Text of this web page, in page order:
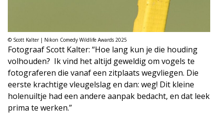
© Scott Kalter | Nikon Comedy Wildlife Awards 2025
Fotograaf Scott Kalter: “Hoe lang kun je die houding
volhouden? Ik vind het altijd geweldig om vogels te
fotograferen die vanaf een zitplaats wegvliegen. Die
eerste krachtige vleugelslag en dan: weg! Dit kleine
holenuiltje had een andere aanpak bedacht, en dat leek
prima te werken.”